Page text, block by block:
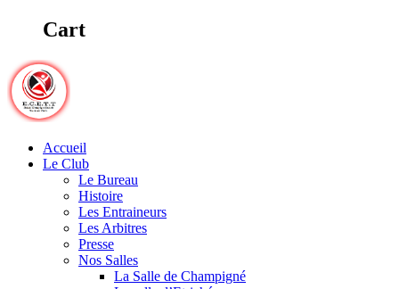
Cart
Accueil
Le Club
Le Bureau
Histoire
Les Entraineurs
Les Arbitres
Presse
Nos Salles
La Salle de Champigné